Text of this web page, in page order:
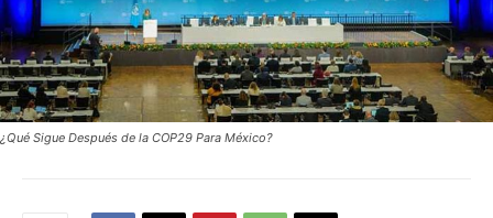
¿Qué Sigue Después de la COP29 Para México?